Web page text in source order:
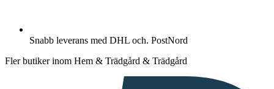
Snabb leverans med DHL och. PostNord
Fler butiker inom Hem & Trädgård & Trädgård